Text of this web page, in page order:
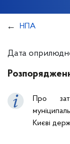
НПА
Дата
Про
Києві